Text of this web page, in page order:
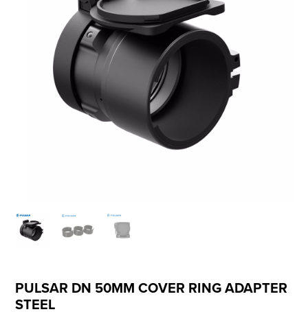
PULSAR DN 50MM COVER RING ADAPTER
STEEL